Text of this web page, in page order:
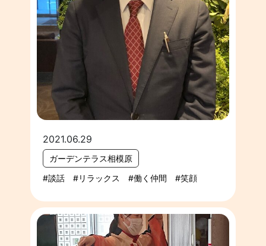
2021.06.29
ガーデンテラス相模原
談話
リラックス 働く仲間 笑顔